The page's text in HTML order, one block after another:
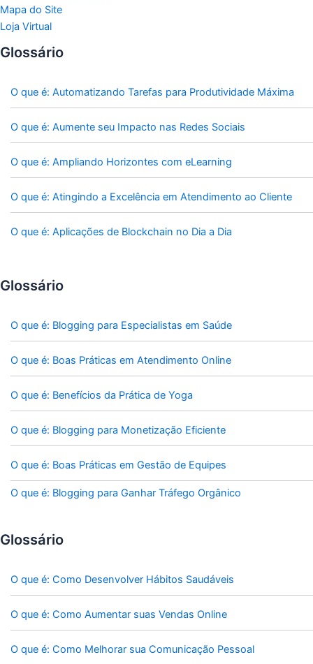
Mapa do Site
Loja Virtual
Glossário
O que é: Automatizando Tarefas para Produtividade Máxima
O que é: Aumente seu Impacto nas Redes Sociais
O que é: Ampliando Horizontes com eLearning
O que é: Atingindo a Excelência em Atendimento ao Cliente
O que é: Aplicações de Blockchain no Dia a Dia
Glossário
O que é: Blogging para Especialistas em Saúde
O que é: Boas Práticas em Atendimento Online
O que é: Benefícios da Prática de Yoga
O que é: Blogging para Monetização Eficiente
O que é: Boas Práticas em Gestão de Equipes
O que é: Blogging para Ganhar Tráfego Orgânico
Glossário
O que é: Como Desenvolver Hábitos Saudáveis
O que é: Como Aumentar suas Vendas Online
O que é: Como Melhorar sua Comunicação Pessoal